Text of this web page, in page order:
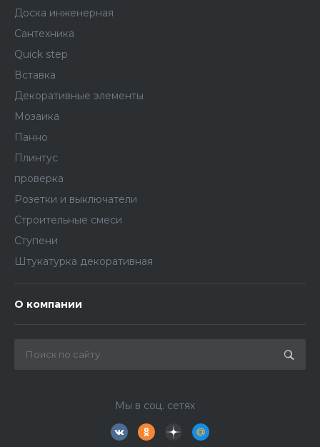
Доска инженерная
Сантехника
Quick step
Вставка
Декоративные элементы
Мозаика
Панно
Плинтус
проверка
Розетки и выключатели
Строительные смеси
Ступени
Штукатурка декоративная
О компании
Мы в соц. сетях